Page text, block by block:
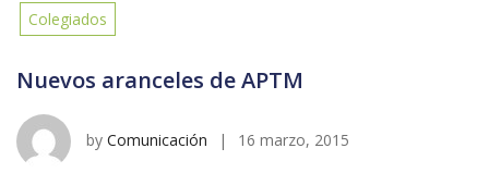
Colegiados
Nuevos aranceles de APTM
by Comunicación | 16 marzo, 2015